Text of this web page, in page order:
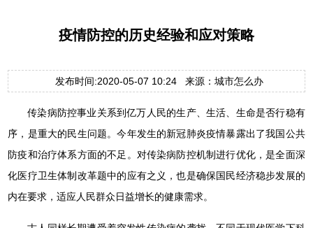
疫情防控的历史经验和应对策略
发布时间:2020-05-07 10:24 来源：城市怎么办
传染病防控事业关系到亿万人民的生产、生活、生命是否行稳有
序，是重大的民生问题。今年发生的新冠肺炎疫情暴露出了我国公共
防疫和治疗体系方面的不足。对传染病防控机制进行优化，是全面深
化医疗卫生体制改革题中的应有之义，也是确保国民经济稳步发展的
内在要求，适应人民群众日益增长的健康需求。